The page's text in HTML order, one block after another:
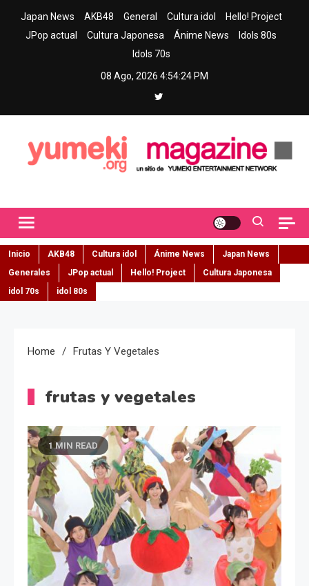
Japan News AKB48 General Cultura idol
Hello! Project
JPop actual
Cultura Japonesa Ánime News
Idols 80s
Idols 70s
08 Ago, 2026 4:54:25 PM
Inicio AKB48 Cultura idol Ánime News
Japan News
Generales
JPop actual Hello! Project
Cultura Japonesa
idol 70s
idol 80s
Home Frutas Y Vegetales
frutas y vegetales
1 MIN READ